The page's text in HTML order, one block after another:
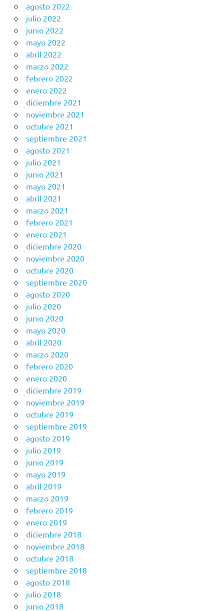
agosto 2022
julio 2022
junio 2022
mayo 2022
abril 2022
marzo 2022
febrero 2022
enero 2022
diciembre 2021
noviembre 2021
octubre 2021
septiembre 2021
agosto 2021
julio 2021
junio 2021
mayo 2021
abril 2021
marzo 2021
febrero 2021
enero 2021
diciembre 2020
noviembre 2020
octubre 2020
septiembre 2020
agosto 2020
julio 2020
junio 2020
mayo 2020
abril 2020
marzo 2020
febrero 2020
enero 2020
diciembre 2019
noviembre 2019
octubre 2019
septiembre 2019
agosto 2019
julio 2019
junio 2019
mayo 2019
abril 2019
marzo 2019
febrero 2019
enero 2019
diciembre 2018
noviembre 2018
octubre 2018
septiembre 2018
agosto 2018
julio 2018
junio 2018